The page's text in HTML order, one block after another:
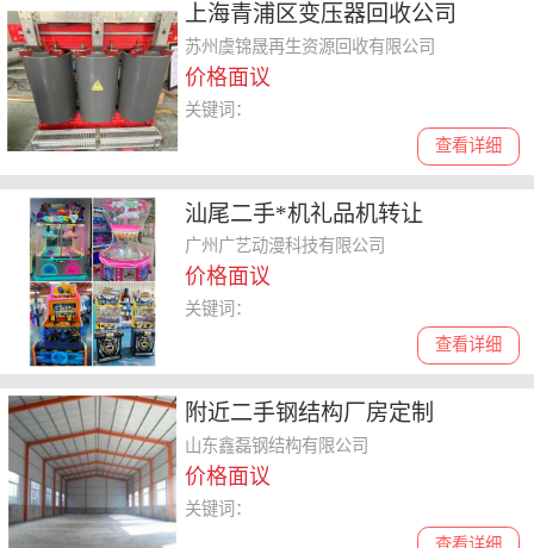
上海青浦区变压器回收公司
苏州虞锦晟再生资源回收有限公司
价格面议
查看详细
关键词：
汕尾二手*机礼品机转让
广州广艺动漫科技有限公司
价格面议
查看详细
关键词：
附近二手钢结构厂房​定制
山东鑫磊钢结构有限公司
价格面议
查看详细
关键词：